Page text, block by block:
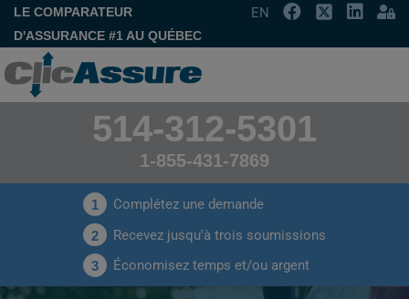
LE COMPARATEUR
D'ASSURANCE #1 AU QUÉBEC
EN
514-312-5301
1-855-431-7869
1 Complétez une demande
2 Recevez jusqu'à trois soumissions
3 Économisez temps et/ou argent